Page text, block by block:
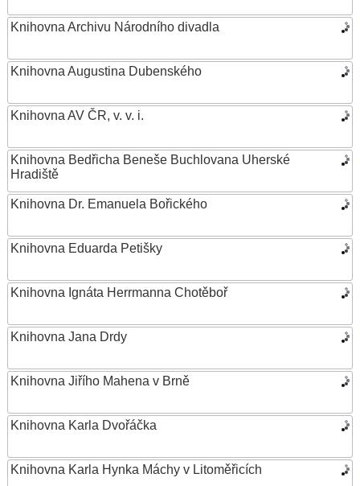
Knihovna Archivu Národního divadla
Knihovna Augustina Dubenského
Knihovna AV ČR, v. v. i.
Knihovna Bedřicha Beneše Buchlovana Uherské
Hradiště
Knihovna Dr. Emanuela Bořického
Knihovna Eduarda Petišky
Knihovna Ignáta Herrmanna Chotěboř
Knihovna Jana Drdy
Knihovna Jiřího Mahena v Brně
Knihovna Karla Dvořáčka
Knihovna Karla Hynka Máchy v Litoměřicích